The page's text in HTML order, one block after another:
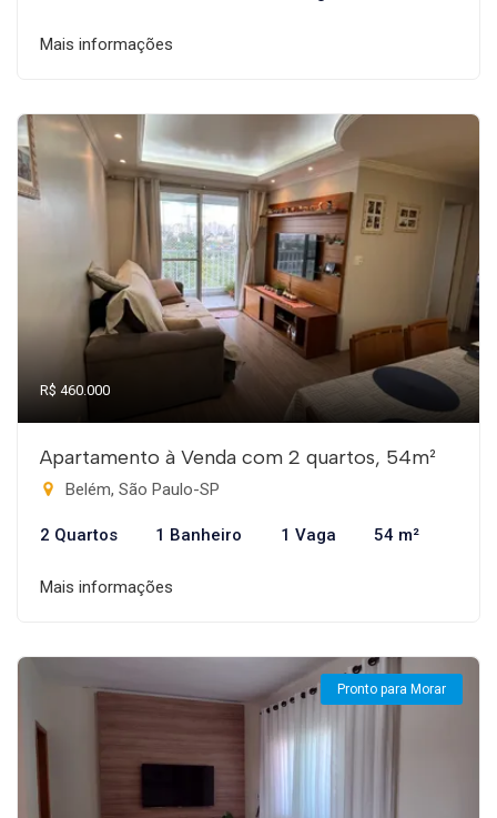
Mais informações
R$ 460.000
Apartamento à Venda com 2 quartos, 54m²
Belém, São Paulo-SP
2 Quartos 1 Banheiro 1 Vaga 54 m²
Mais informações
Pronto para Morar